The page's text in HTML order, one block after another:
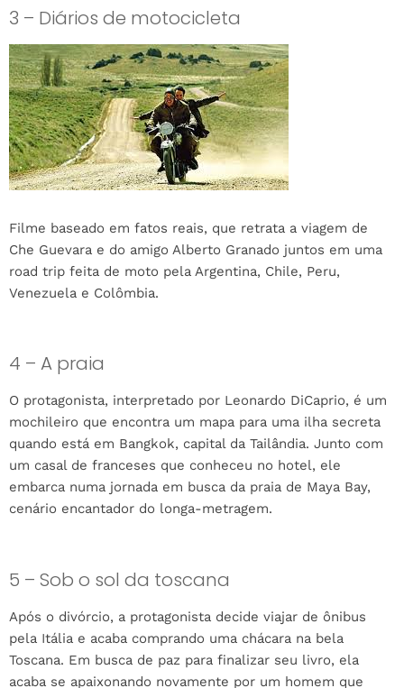
3 – Diários de motocicleta
Filme baseado em fatos reais, que retrata a viagem de
Che Guevara e do amigo Alberto Granado juntos em uma
road trip feita de moto pela Argentina, Chile, Peru,
Venezuela e Colômbia.
4 – A praia
O protagonista, interpretado por Leonardo DiCaprio, é um
mochileiro que encontra um mapa para uma ilha secreta
quando está em Bangkok, capital da Tailândia. Junto com
um casal de franceses que conheceu no hotel, ele
embarca numa jornada em busca da praia de Maya Bay,
cenário encantador do longa-metragem.
5 – Sob o sol da toscana
Após o divórcio, a protagonista decide viajar de ônibus
pela Itália e acaba comprando uma chácara na bela
Toscana. Em busca de paz para finalizar seu livro, ela
acaba se apaixonando novamente por um homem que